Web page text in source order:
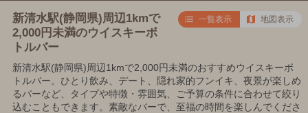
新清水駅(静岡県)周辺1kmで
2,000円未満のウイスキーボ
トルバー
一覧表示 地図表示
新清水駅(静岡県)周辺1kmで2,000円未満のおすすめウイスキーボ
トルバー。ひとり飲み、デート、隠れ家的フンイキ、夜景が楽しめ
るバーなど、タイプや特徴・雰囲気、ご予算の条件に合わせて絞り
込むこともできます。素敵なバーで、至福の時間を楽しんでくださ